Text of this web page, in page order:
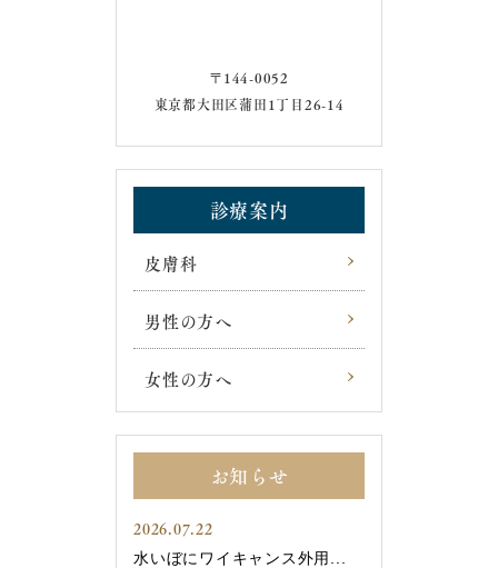
〒144-0052
東京都大田区蒲田1丁目26-14
診療案内
皮膚科
男性の方へ
女性の方へ
お知らせ
2026.07.22
水いぼにワイキャンス外用...